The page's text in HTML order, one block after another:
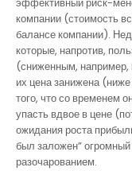
компании (стоимость
балансе компании).
которые, напротив,
(сниженным, например,
их цена занижена
того, что со временем
упасть вдвое в цене
ожидания роста
был заложен”
разочарованием.